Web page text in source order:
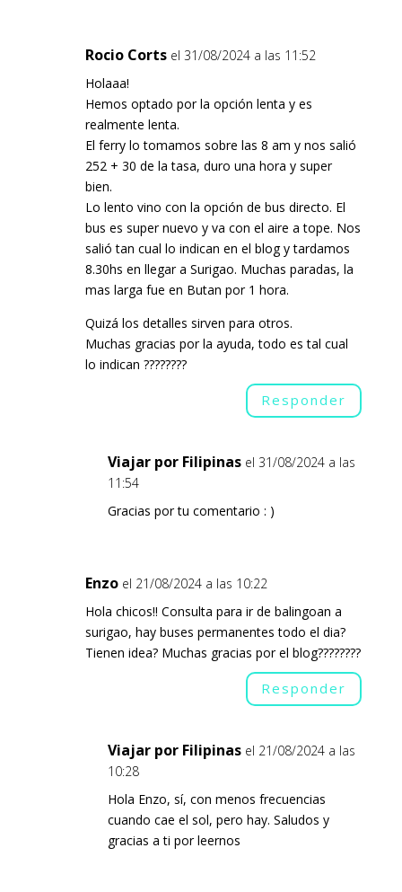
Rocio Corts el 31/08/2024 a las 11:52
Holaaa!
Hemos optado por la opción lenta y es
realmente lenta.
El ferry lo tomamos sobre las 8 am y nos salió
252 + 30 de la tasa, duro una hora y super
bien.
Lo lento vino con la opción de bus directo. El
bus es super nuevo y va con el aire a tope. Nos
salió tan cual lo indican en el blog y tardamos
8.30hs en llegar a Surigao. Muchas paradas, la
mas larga fue en Butan por 1 hora.
Quizá los detalles sirven para otros.
Muchas gracias por la ayuda, todo es tal cual
lo indican ????????
Responder
Viajar por Filipinas el 31/08/2024 a las
11:54
Gracias por tu comentario : )
Enzo el 21/08/2024 a las 10:22
Hola chicos!! Consulta para ir de balingoan a
surigao, hay buses permanentes todo el dia?
Tienen idea? Muchas gracias por el blog????????
Responder
Viajar por Filipinas el 21/08/2024 a las
10:28
Hola Enzo, sí, con menos frecuencias
cuando cae el sol, pero hay. Saludos y
gracias a ti por leernos